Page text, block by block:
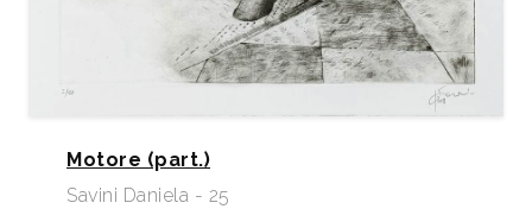
Motore (part.)
Savini Daniela - 25